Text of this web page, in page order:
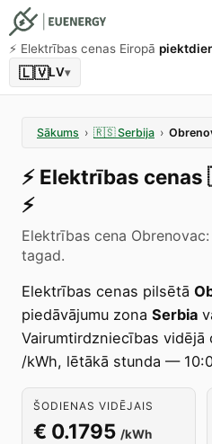
⚡️ Elektrības cenas Eiropā
🇱🇻LV▾
Sākums › 🇷🇸 Serbija ›
⚡️ Elektrības cenas
⚡️
Elektrības cena
tagad.
Elektrības cenas pilsētā
piedāvājumu zona Serbia
Vairumtirdzniecības vidējā
/kWh, lētākā stunda —
ŠODIENAS VIDĒJAIS
€ 0.1795 /kWh